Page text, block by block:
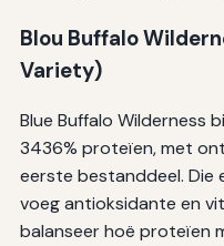
Blou Buffalo
Variety)
Blue Buffalo Wilderness
3436% proteïen, met
eerste bestanddeel. Die
voeg antioksidante en
balanseer hoë proteïen